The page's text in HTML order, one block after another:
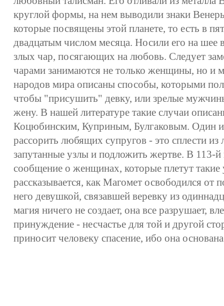
круглой формы, на нем выводили знаки
которые посвящены этой планете, то есть в
двадцатым числом месяца. Носили его на шее
злых чар, посягающих на любовь. Следует
чарами занимаются не только женщины, но
народов мира описаны способы, которыми
чтобы "присушить" девку, или зрелые
жену. В нашей литературе такие случаи
Коцюбинским, Куприным, Булгаковым. Один
рассорить любящих супругов - это сплести из
запутанные узлы и подложить жертве. В 113-й
сообщение о женщинах, которые плетут такие
рассказывается, как Магомет освободился от
него девушкой, связавшей веревку из
магия ничего не создает, она все разрушает,
принуждение - несчастье для той и другой
приносит человеку спасение, ибо она